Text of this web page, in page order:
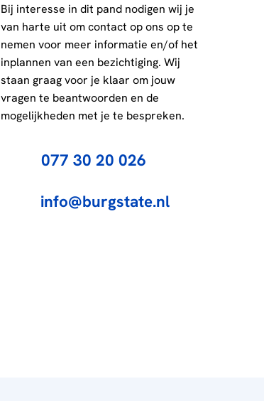
Bij interesse in dit pand nodigen wij je
van harte uit om contact op ons op te
nemen voor meer informatie en/of het
inplannen van een bezichtiging. Wij
staan graag voor je klaar om jouw
vragen te beantwoorden en de
mogelijkheden met je te bespreken.
077 30 20 026
info@burgstate.nl